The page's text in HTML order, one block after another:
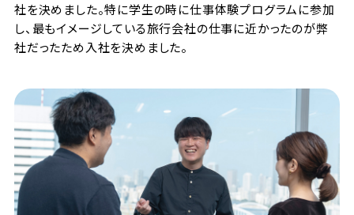
社を決めました。特に学生の時に仕事体験プログラムに参加
し、最もイメージしている旅行会社の仕事に近かったのが弊
社だったため入社を決めました。